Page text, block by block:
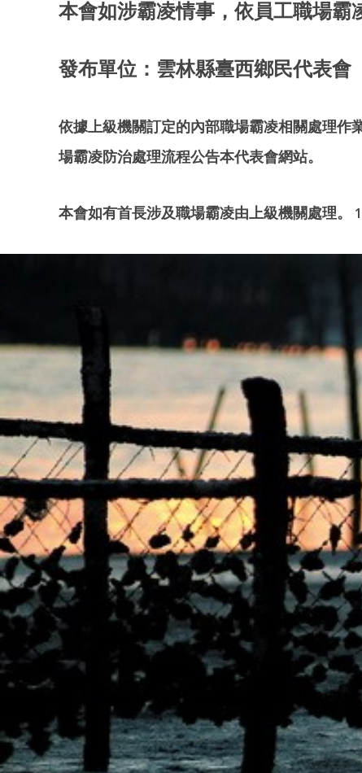
本會如涉霸凌情事，依員工職場霸
發布單位：雲林縣臺西鄉民代表會
依據上級機關訂定的內部職場霸凌相關處理作
場霸凌防治處理流程公告本代表會網站。
本會如有首長涉及職場霸凌由上級機關處理。